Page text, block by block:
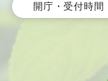
開庁・受付時間